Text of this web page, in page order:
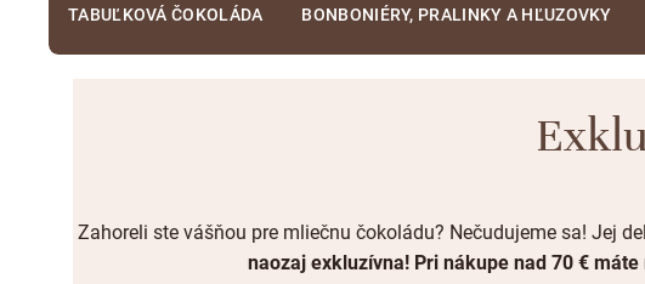
TABUĽKOVÁ ČOKOLÁDA BONBONIÉRY, PRALINKY A HĽUZOVKY
Zahoreli ste vášňou pre mliečnu čokoládu? Nečudujeme sa! Jej
naozaj exkluzívna! Pri nákupe nad 70 €